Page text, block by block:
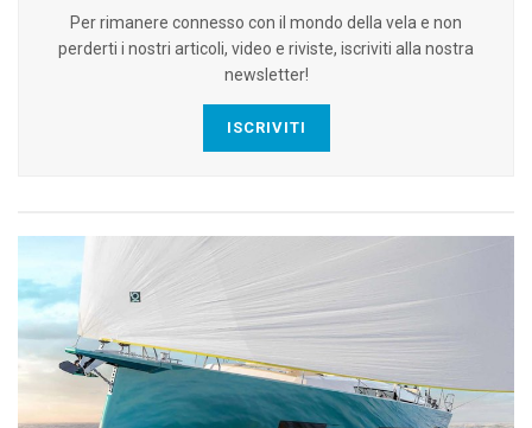
Per rimanere connesso con il mondo della vela e non
perderti i nostri articoli, video e riviste, iscriviti alla nostra
newsletter!
ISCRIVITI